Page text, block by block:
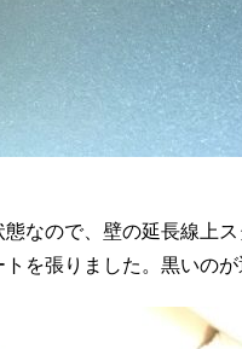
なので、壁の延長線上
を張りました。黒いのが